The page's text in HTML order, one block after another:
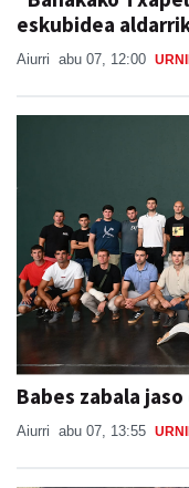
eskubidea
Aiurri abu 07, 12:00
Babes zabala
Aiurri abu 07, 13:55